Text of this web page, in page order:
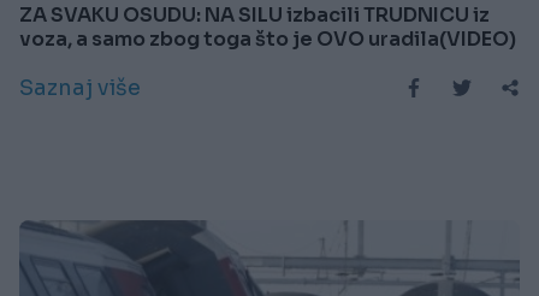
ZA SVAKU OSUDU: NA SILU izbacili TRUDNICU iz
voza, a samo zbog toga što je OVO uradila(VIDEO)
Saznaj više